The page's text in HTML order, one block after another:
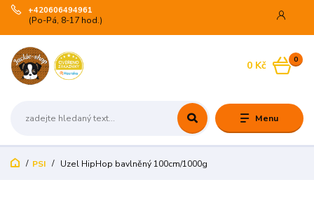
Menu
+420606494961
(Po-Pá, 8-17 hod.)
0
0 Kč
PSI Uzel HipHop bavlněný 100cm/1000g